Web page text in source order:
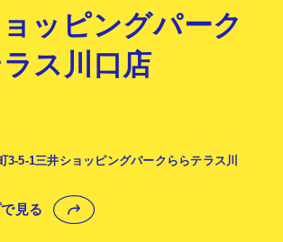
ッピングパーク
ス川口店
3-5-1三井ショッピングパークららテラス川
見る